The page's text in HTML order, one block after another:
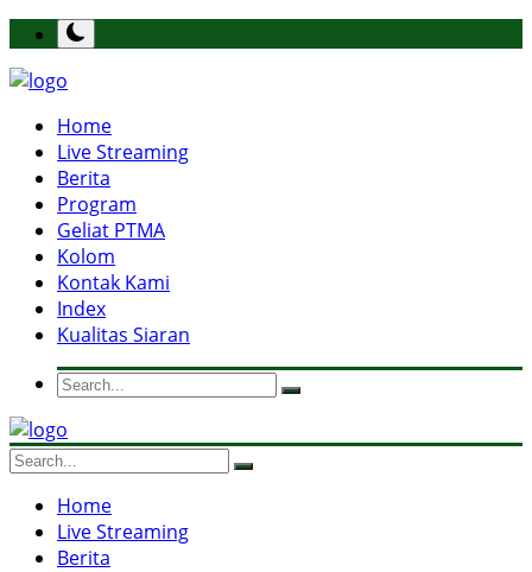
Home
Live Streaming
Berita
Program
Geliat PTMA
Kolom
Kontak Kami
Index
Kualitas Siaran
Home
Live Streaming
Berita